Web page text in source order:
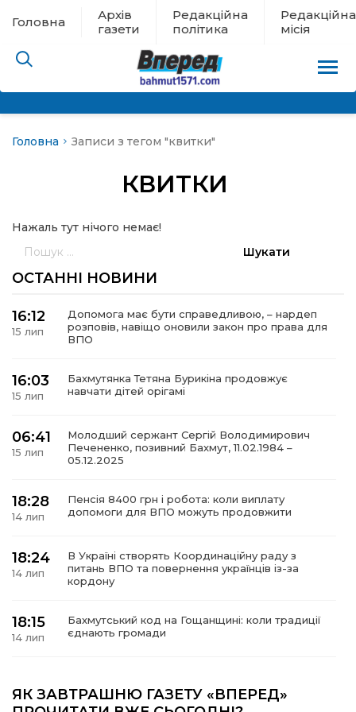
Головна
Архів
газети
Редакційна
політика
Редакційна
місія
новини
політика
місія
Головна Записи з тегом "квитки"
КВИТКИ
Нажаль тут нічого немає!
ОСТАННІ НОВИНИ
16:12
15 лип
Допомога має бути справедливою, – нардеп
розповів, навіщо оновили закон про права для
ВПО
16:03
15 лип
Бахмутянка Тетяна Бурикіна продовжує
навчати дітей орігамі
06:41
15 лип
Молодший сержант Сергій Володимирович
Печененко, позивний Бахмут, 11.02.1984 –
05.12.2025
18:28
14 лип
Пенсія 8400 грн і робота: коли виплату
допомоги для ВПО можуть продовжити
18:24
14 лип
В Україні створять Координаційну раду з
питань ВПО та повернення українців із-за
кордону
18:15
14 лип
Бахмутський код на Гощанщині: коли традиції
єднають громади
10 лип
ЯК ЗАВТРАШНЮ ГАЗЕТУ «ВПЕРЕД»